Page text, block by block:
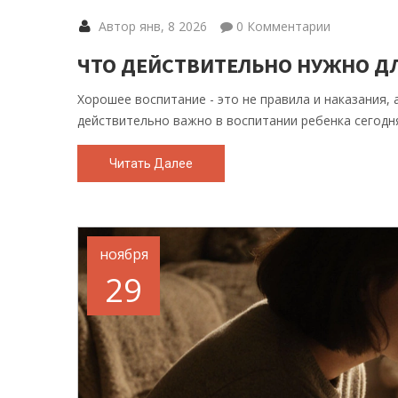
Автор янв, 8 2026 0 Комментарии
ЧТО ДЕЙСТВИТЕЛЬНО НУЖНО
Хорошее воспитание - это не правила и
действительно важно в воспитании ребенка
Читать Далее
ноября
29